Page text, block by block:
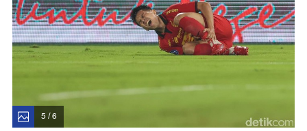
5 / 6